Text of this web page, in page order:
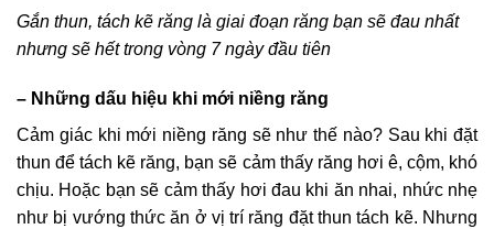
Gắn thun, tách kẽ răng là giai đoạn răng bạn sẽ đau nhất
nhưng sẽ hết trong vòng 7 ngày đầu tiên
– Những dấu hiệu khi mới niềng răng
Cảm giác khi mới niềng răng sẽ như thế nào? Sau khi đặt
thun để tách kẽ răng, bạn sẽ cảm thấy răng hơi ê, cộm, khó
chịu. Hoặc bạn sẽ cảm thấy hơi đau khi ăn nhai, nhức nhẹ
như bị vướng thức ăn ở vị trí răng đặt thun tách kẽ. Nhưng